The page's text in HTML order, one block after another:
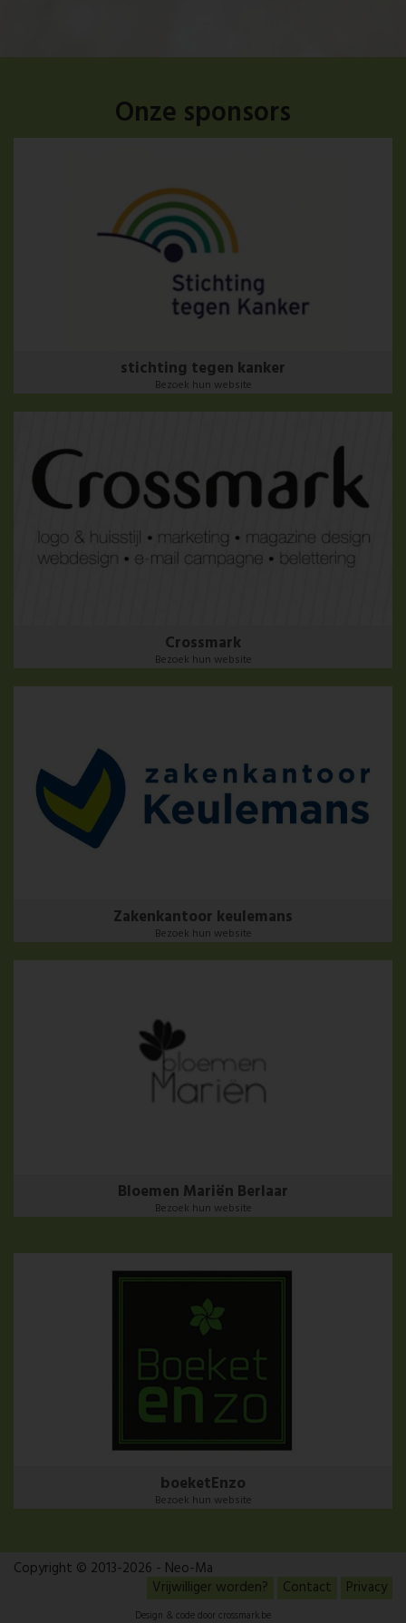
Onze sponsors
stichting tegen kanker
Bezoek hun website
Crossmark
Bezoek hun website
Zakenkantoor keulemans
Bezoek hun website
Bloemen Mariën Berlaar
Bezoek hun website
boeketEnzo
Bezoek hun website
Copyright © 2013-2026 - Neo-Ma
Vrijwilliger worden?
Contact Privacy
Design & code door crossmark.be